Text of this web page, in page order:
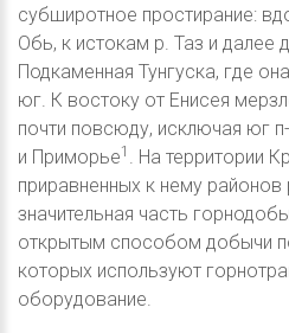
субширотное простирание:
Обь, к истокам р. Таз и далее
Подкаменная Тунгуска, где
юг. К востоку от Енисея
почти повсюду, исключая юг
и Приморье1 . На территории
приравненных к нему
значительная часть
открытым способом добычи
которых используют
оборудование.